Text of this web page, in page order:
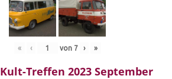
« ‹ von 7 › »
Kult-Treffen 2023 September